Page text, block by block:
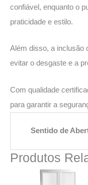
confiável, enquanto o
praticidade e estilo.
Além disso, a inclusão
evitar o desgaste e a
Com qualidade
para garantir a
Sentido de
Produtos